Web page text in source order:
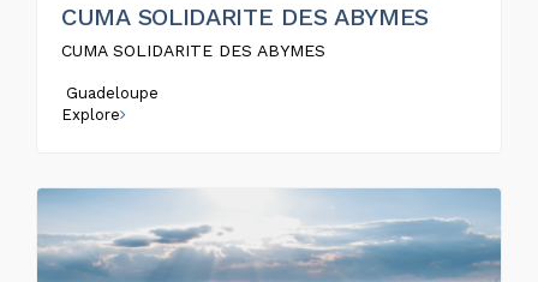
CUMA SOLIDARITE DES ABYMES
CUMA SOLIDARITE DES ABYMES
Guadeloupe
Explore